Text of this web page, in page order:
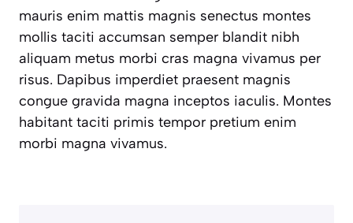
mauris enim mattis magnis senectus montes
mollis taciti accumsan semper blandit nibh
aliquam metus morbi cras magna vivamus per
risus. Dapibus imperdiet praesent magnis
congue gravida magna inceptos iaculis. Montes
habitant taciti primis tempor pretium enim
morbi magna vivamus.